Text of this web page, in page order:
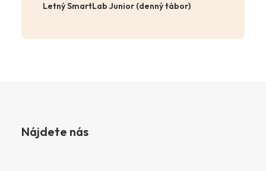
Letný SmartLab Junior (denný tábor)
Nájdete nás